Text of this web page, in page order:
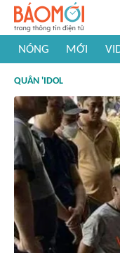
NÓNG MỚI
#Khám phá thế giới
QUÂN 'IDOL